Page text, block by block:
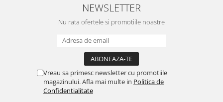
NEWSLETTER
Nu rata ofertele si promotiile noastre
Vreau sa primesc newsletter cu promotiile
magazinului. Afla mai multe in Politica de
Confidentialitate